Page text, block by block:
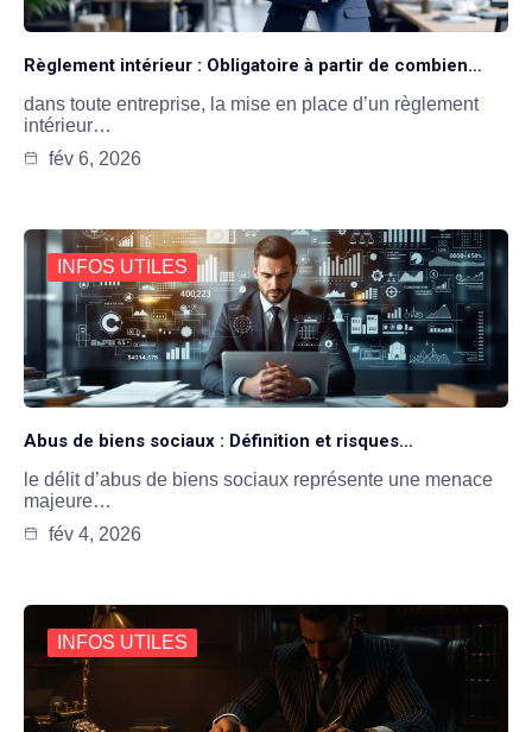
Règlement intérieur : Obligatoire à partir de combien…
dans toute entreprise, la mise en place d’un règlement
intérieur…
fév 6, 2026
INFOS UTILES
Abus de biens sociaux : Définition et risques…
le délit d’abus de biens sociaux représente une menace
majeure…
fév 4, 2026
INFOS UTILES